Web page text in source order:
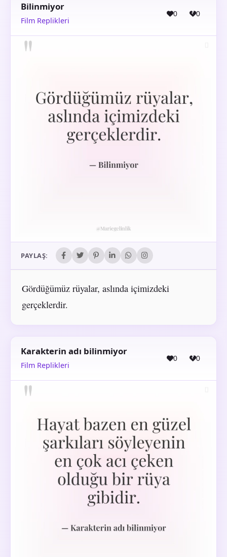
Bilinmiyor
Film Replikleri
0 0
PAYLAŞ:
Gördüğümüz rüyalar, aslında içimizdeki
gerçeklerdir.
Karakterin adı bilinmiyor
Film Replikleri
0 0